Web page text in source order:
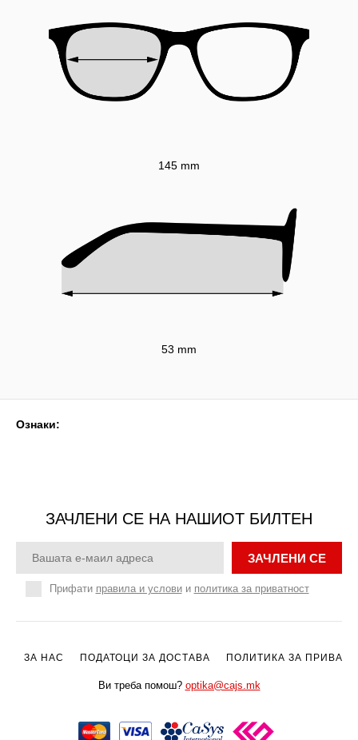
145 mm
53 mm
Ознаки:
ЗАЧЛЕНИ СЕ НА НАШИОТ БИЛТЕН
ЗАЧЛЕНИ СЕ
Прифати правила и условии политика за приватност
ЗА НАС ПОДАТОЦИ ЗА ДОСТАВА ПОЛИТИКА ЗА
Ви треба помош? optika@cajs.mk